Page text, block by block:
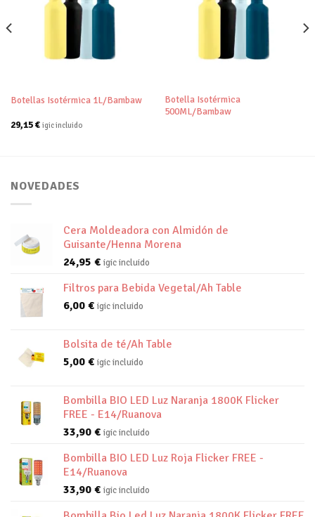
Botellas Isotérmica 1L/Bambaw
29,15€ igic incluido
Botella Isotérmica
500ML/Bambaw
NOVEDADES
Cera Moldeadora con Almidón de
Guisante/Henna Morena
24,95 € igic incluido
Filtros para Bebida Vegetal/Ah Table
6,00 € igic incluido
Bolsita de té/Ah Table
5,00 € igic incluido
Bombilla BIO LED Luz Naranja 1800K Flicker
FREE - E14/Ruanova
33,90 € igic incluido
Bombilla BIO LED Luz Roja Flicker FREE -
E14/Ruanova
33,90 € igic incluido